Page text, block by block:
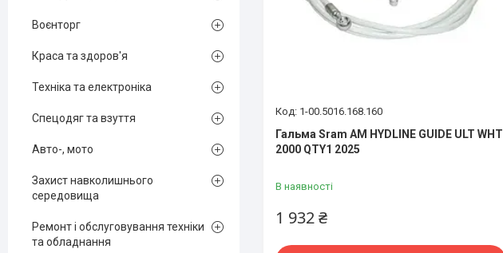
1-00.5016.168.160
Гальма Sram AM HYDLINE GUIDE ULT WHT
2000 QTY1 2025
В наявності
1 932 ₴
Воєнторг
Краса та здоров'я
Техніка та електроніка
Спецодяг та взуття
Авто-, мото
Захист навколишнього
середовища
Ремонт і обслуговування техніки
та обладнання